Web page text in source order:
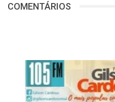
COMENTÁRIOS